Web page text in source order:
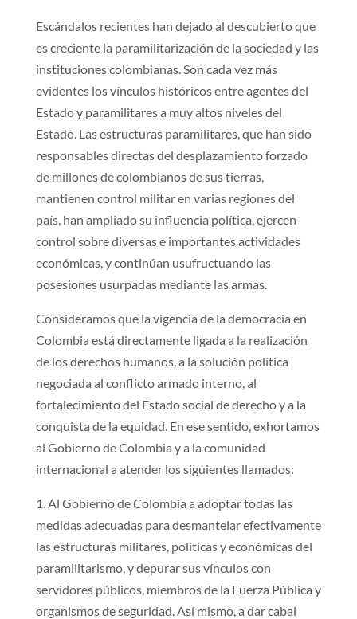
Escándalos recientes han dejado al descubierto que
es creciente la paramilitarización de la sociedad y las
instituciones colombianas. Son cada vez más
evidentes los vínculos históricos entre agentes del
Estado y paramilitares a muy altos niveles del
Estado. Las estructuras paramilitares, que han sido
responsables directas del desplazamiento forzado
de millones de colombianos de sus tierras,
mantienen control militar en varias regiones del
país, han ampliado su influencia política, ejercen
control sobre diversas e importantes actividades
económicas, y continúan usufructuando las
posesiones usurpadas mediante las armas.
Consideramos que la vigencia de la democracia en
Colombia está directamente ligada a la realización
de los derechos humanos, a la solución política
negociada al conflicto armado interno, al
fortalecimiento del Estado social de derecho y a la
conquista de la equidad. En ese sentido, exhortamos
al Gobierno de Colombia y a la comunidad
internacional a atender los siguientes llamados:
1. Al Gobierno de Colombia a adoptar todas las
medidas adecuadas para desmantelar efectivamente
las estructuras militares, políticas y económicas del
paramilitarismo, y depurar sus vínculos con
servidores públicos, miembros de la Fuerza Pública y
organismos de seguridad. Así mismo, a dar cabal